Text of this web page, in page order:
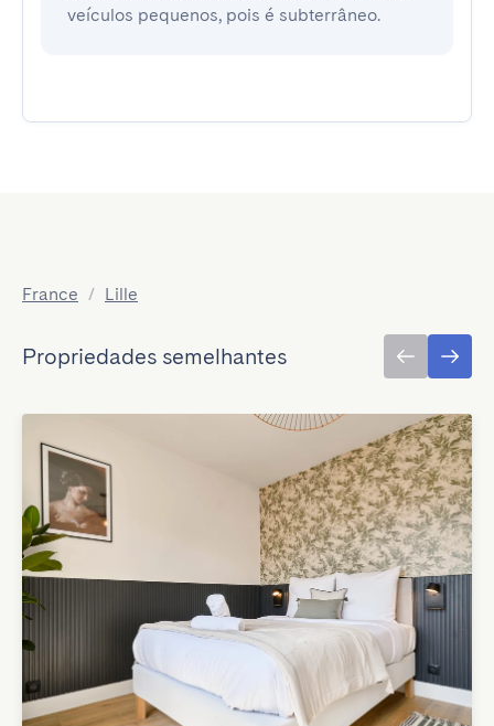
veículos pequenos, pois é subterrâneo.
France / Lille
Propriedades semelhantes